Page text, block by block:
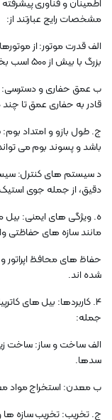
اطمینان و فناوری
مشخصات رایج عبارتند از:
بزرگ با بیش از 500 اسب بخار، بسته به مدل.
ب عمق حفاری و دسترسی:
قادر به حفاری عمق تا چند متر
باشد و پسوند بوم می تواند تا 7 متر یا بیشتر
د سیستم های کنترل:
دقیق، از جمله جوی
ه. ویژگی های ایمنی: بیل
مانند سازه های حفاظتی
حفاظ های محافظ
شده اند.
4. کاربردها: بیل های
جمله:
الف ساخت و ساز: ساخت
سدها.
ب معدن: استخراج مواد
ج. تخریب: تخریب سازه